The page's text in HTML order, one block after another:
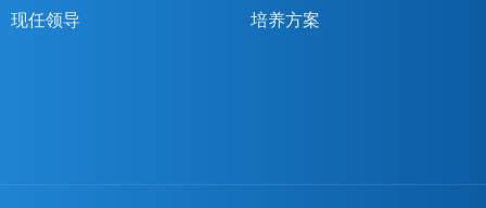
现任领导 培养方案